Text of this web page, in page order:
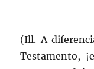
(Ill. A
Testamento,